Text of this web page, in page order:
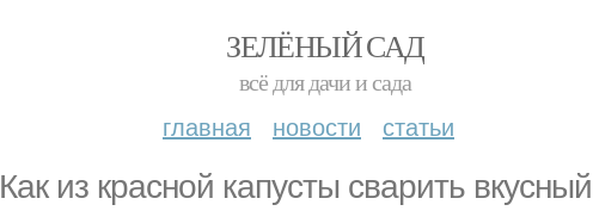
ЗЕЛЁНЫЙ САД
всё для дачи и сада
главная новости статьи
Как из красной капусты сварить